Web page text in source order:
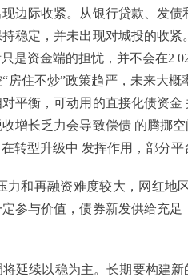
边际收紧。从银行贷款、发
稳定，并未出现对城投的收
是资金端的担忧，并不会在2
房住不炒”政策趋严，未来大
平衡，可动用的直接化债资
增长乏力会导致偿债 的腾挪
转型升级中 发挥作用，部分平
力和再融资难度较大，网红
参与价值，债券新发供给充
延续以稳为主。长期要构建